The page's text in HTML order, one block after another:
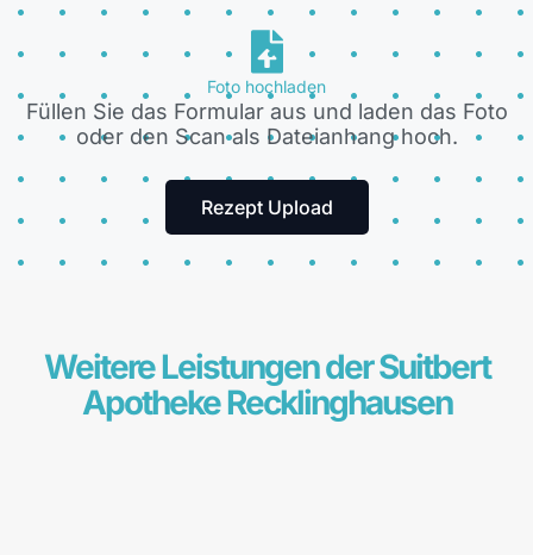
Foto hochladen
Füllen Sie das Formular aus und laden das Foto
oder den Scan als Dateianhang hoch.
Rezept Upload
Weitere Leistungen der Suitbert
Apotheke Recklinghausen